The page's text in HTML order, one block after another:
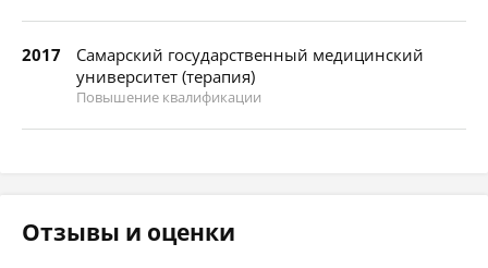
2017
Самарский государственный медицинский
университет (терапия)
Повышение квалификации
Отзывы и оценки